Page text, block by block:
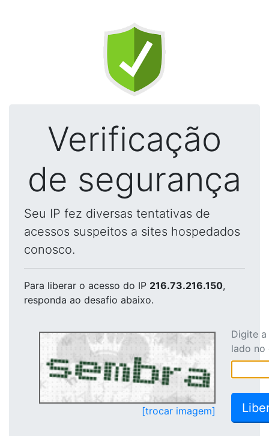
Verificação
de segurança
Seu IP fez diversas tentativas de
acessos suspeitos a sites hospedados
conosco.
Para liberar o acesso do IP 216.73.216.150,
responda ao desafio abaixo.
[trocar imagem]
Digite
lado no